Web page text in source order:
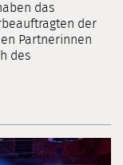
das
der
Partnerinnen
des